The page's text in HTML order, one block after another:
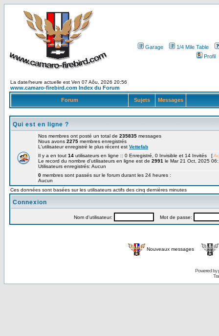
Garage
1/4 Mile Table
Profil
La date/heure actuelle est Ven 07 Aôu, 2026 20:56
www.camaro-firebird.com Index du Forum
Forum Sujets Messages
Qui est en ligne ?
Nos membres ont posté un total de 235835 messages
Nous avons 2275 membres enregistrés
L'utilisateur enregistré le plus récent est Vettefab
Il y a en tout 14 utilisateurs en ligne :: 0 Enregistré, 0 Invisible et 14 Invités [
Le record du nombre d'utilisateurs en ligne est de 2991 le Mar 21 Oct, 2025
Utilisateurs enregistrés: Aucun
0 membres sont passés sur le forum durant les 24 heures :
Aucun
Ces données sont basées sur les utilisateurs actifs des cinq dernières minutes
Connexion
Nom d'utilisateur: Mot de passe:
Nouveaux messages
Powered by